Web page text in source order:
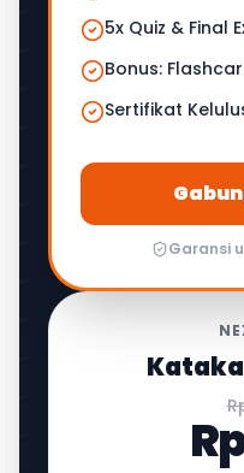
5x Quiz & Final
Bonus:
Sertifikat
Garansi